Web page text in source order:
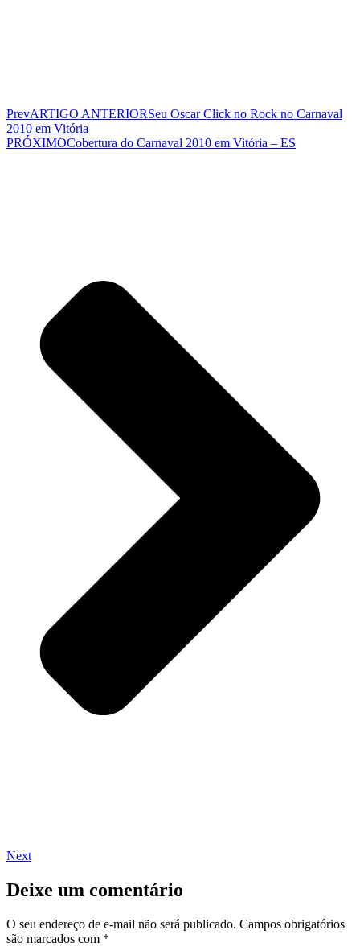
PrevARTIGO ANTERIORSeu Oscar Click no Rock no Carnaval
2010 em Vitória
PRÓXIMOCobertura do Carnaval 2010 em Vitória – ES
Next
Deixe um comentário
O seu endereço de e-mail não será publicado. Campos obrigatórios
são marcados com *